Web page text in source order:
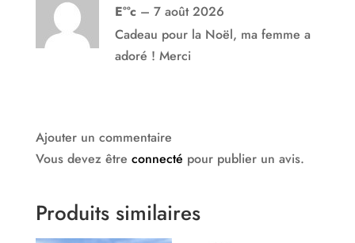
Note
sur
5
E°°c – 7 août 2026
Cadeau pour la Noël, ma femme a
adoré ! Merci
Ajouter un commentaire
Vous devez être connecté pour publier un avis.
Produits similaires